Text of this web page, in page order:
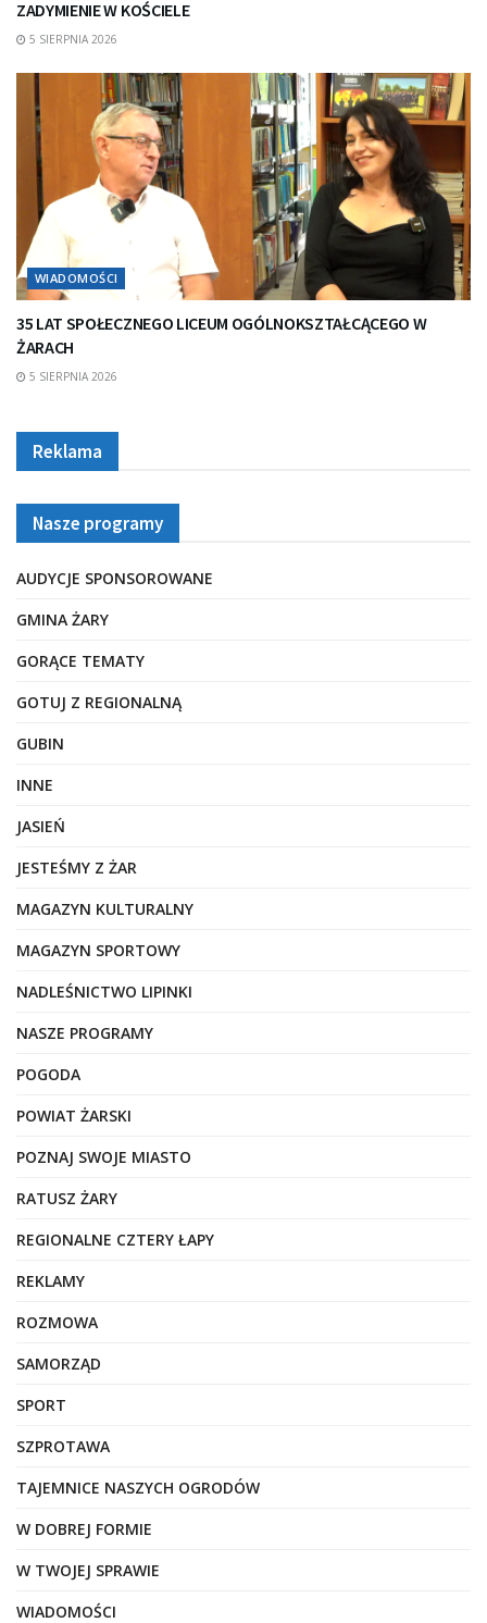
ZADYMIENIE W KOŚCIELE
5 SIERPNIA 2026
WIADOMOŚCI
35 LAT SPOŁECZNEGO LICEUM OGÓLNOKSZTAŁCĄCEGO W
ŻARACH
5 SIERPNIA 2026
Reklama
Nasze programy
AUDYCJE SPONSOROWANE
GMINA ŻARY
GORĄCE TEMATY
GOTUJ Z REGIONALNĄ
GUBIN
INNE
JASIEŃ
JESTEŚMY Z ŻAR
MAGAZYN KULTURALNY
MAGAZYN SPORTOWY
NADLEŚNICTWO LIPINKI
NASZE PROGRAMY
POGODA
POWIAT ŻARSKI
POZNAJ SWOJE MIASTO
RATUSZ ŻARY
REGIONALNE CZTERY ŁAPY
REKLAMY
ROZMOWA
SAMORZĄD
SPORT
SZPROTAWA
TAJEMNICE NASZYCH OGRODÓW
W DOBREJ FORMIE
W TWOJEJ SPRAWIE
WIADOMOŚCI